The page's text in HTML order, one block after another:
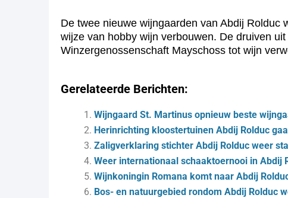
De twee nieuwe wijngaarden van Abdij Rolduc
wijze van hobby wijn verbouwen. De druiven
Winzergenossenschaft Mayschoss tot wijn
Gerelateerde Berichten:
Wijngaard St. Martinus opnieuw beste
Herinrichting kloostertuinen Abdij Rolduc
Zaligverklaring stichter Abdij Rolduc weer
Weer internationaal schaaktoernooi in Abdij
Wijnkoningin Romana komt naar Abdij
Bos- en natuurgebied rondom Abdij Rolduc